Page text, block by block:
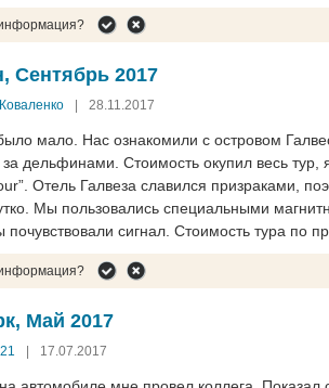
Сентябрь 2017
28.11.2017
мало. Нас ознакомили с островом
дельфинами. Стоимость окупил весь
Отель Галвеза славился призраками,
Мы пользовались специальными
почувствовали сигнал. Стоимость тура по
Май 2017
17.07.2017